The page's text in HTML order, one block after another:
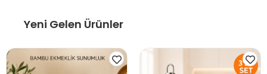
Yeni Gelen Ürünler